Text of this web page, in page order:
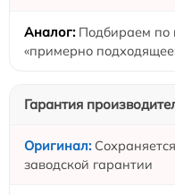
Подбираем
«примерно
Гарантия
заводской гарантии